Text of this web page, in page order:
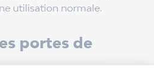
utilisation normale.
portes de